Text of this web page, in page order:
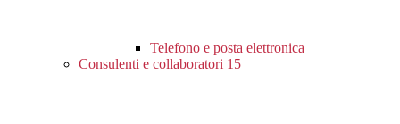
Telefono e posta elettronica
Consulenti e collaboratori 15